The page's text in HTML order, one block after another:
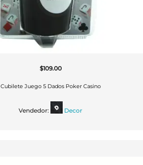
$109.00
Cubilete Juego 5 Dados Poker Casino
Vendedor: Decor